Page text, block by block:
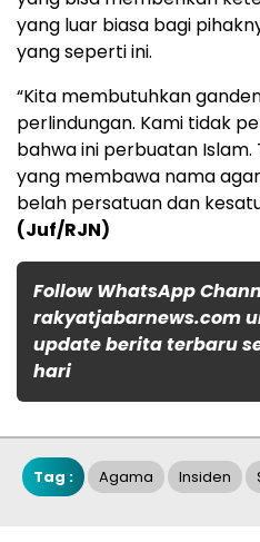
yang luar biasa bagi
yang seperti ini.
“Kita membutuhkan
perlindungan. Kami tidak
bahwa ini perbuatan
yang membawa nama
belah persatuan dan
(Juf/RJN)
Follow WhatsApp
rakyatjabarnews.com
update berita terbaru
hari
Tag : Agama Insiden